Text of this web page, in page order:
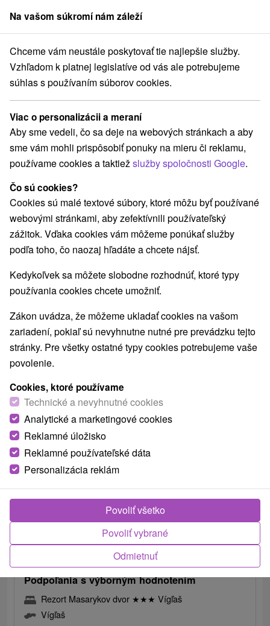
člen skupinySorger
Management Stredné Slovensko Banskobystrický kraj Vígľaš
Najlacnejšie pobyty Rekreačný
poukaz - platba kartou Edenred,
karta Up, fpoho, Benefit
Management vo Vígľaši
E-mail
Heslo
PRIHLÁSIŤ SA
Zabudol som heslo
Najpredávanejšie
TIP
Úžasná dovolenka v nádhernom prostredí
Podpoľania s výborným hodnotením
Rezort Masarykov dvor ★★★ Vígľaš
Vígľaš
Na vašom súkromí nám záleží
Chceme vám neustále poskytovať tie najlepšie služby.
Vzhľadom k platnej legislatíve od vás ale potrebujeme
súhlas s používaním súborov cookies.
Viac o personalizácii a meraní
Aby sme vedeli, čo sa deje na webových stránkach a aby
sme vám mohli prispôsobiť ponuky na mieru či reklamu,
používame cookies a taktiežslužby spoločnosti Google.
Čo sú cookies?
Cookies sú malé textové súbory, ktoré môžu byť používané
webovými stránkami, aby zefektívnili používateľský
zážitok. Vďaka cookies vám môžeme ponúkať služby
podľa toho, čo naozaj hľadáte a chcete nájsť.
Kedykoľvek sa môžete slobodne rozhodnúť, ktoré typy
používania cookies chcete umožniť.
Zákon uvádza, že môžeme ukladať cookies na vašom
zariadení, pokiaľ sú nevyhnutne nutné pre prevádzku tejto
stránky. Pre všetky ostatné typy cookies potrebujeme vaše
povolenie.
Cookies, ktoré používame
Technické a nevyhnutné cookies
Analytické a marketingové cookies
Reklamné úložisko
Reklamné používateľské dáta
Personalizácia reklám
Odmietnuť
Povoliť vybrané
Povoliť všetko